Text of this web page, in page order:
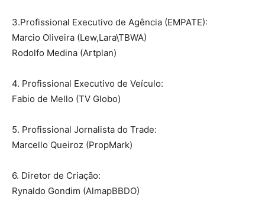
3.Profissional Executivo de Agência (EMPATE):
Marcio Oliveira (Lew,Lara\TBWA)
Rodolfo Medina (Artplan)
4. Profissional Executivo de Veículo:
Fabio de Mello (TV Globo)
5. Profissional Jornalista do Trade:
Marcello Queiroz (PropMark)
6. Diretor de Criação:
Rynaldo Gondim (AlmapBBDO)